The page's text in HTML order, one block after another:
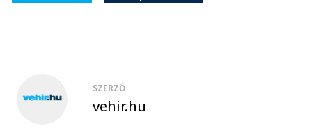
SZERZŐ
vehir.hu